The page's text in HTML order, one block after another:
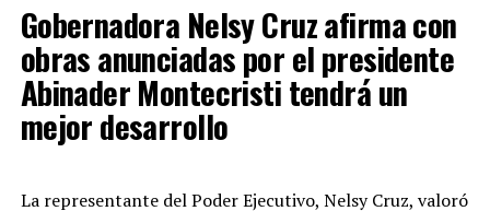
Gobernadora Nelsy Cruz afirma con
obras anunciadas por el presidente
Abinader Montecristi tendrá un
mejor desarrollo
La representante del Poder Ejecutivo, Nelsy Cruz, valoró